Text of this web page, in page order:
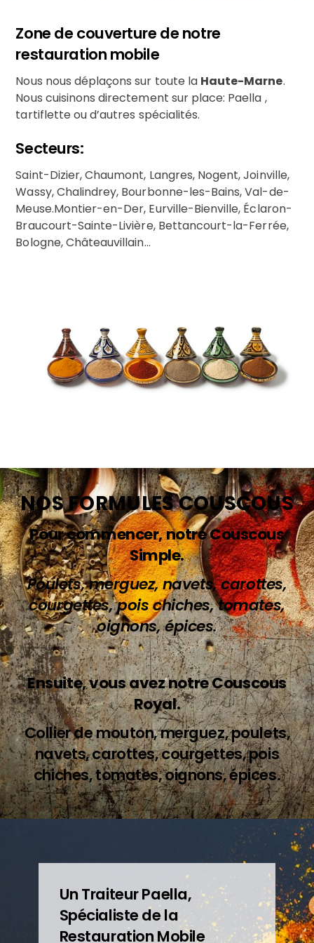
Zone de couverture de notre
restauration mobile
Nous nous déplaçons sur toute la Haute-Marne.
Nous cuisinons directement sur place: Paella ,
tartiflette ou d’autres spécialités.
Secteurs:
Saint-Dizier, Chaumont, Langres, Nogent, Joinville,
Wassy, Chalindrey, Bourbonne-les-Bains, Val-de-
Meuse.Montier-en-Der, Eurville-Bienville, Éclaron-
Braucourt-Sainte-Livière, Bettancourt-la-Ferrée,
Bologne, Châteauvillain…
NOS FORMULES COUSCOUS
Pour commencer, notre Couscous
Simple.
Poulets, merguez, navets, carottes,
courgettes, pois chiches, tomates,
oignons, épices.
Ensuite, vous avez notre Couscous
Royal.
Collier de mouton, merguez, poulets,
navets, carottes, courgettes, pois
chiches, tomates, oignons, épices.
Un Traiteur Paella,
Spécialiste de la
Restauration Mobile